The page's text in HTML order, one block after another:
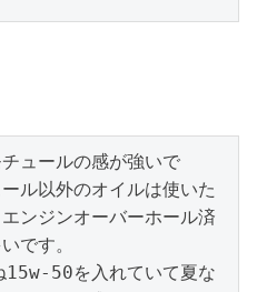
ュールの感が強いで
ル以外のオイルは使いた
ンジンオーバーホール済
です。
15w-50を入れていて夏な